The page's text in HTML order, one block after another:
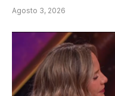
Agosto 3, 2026